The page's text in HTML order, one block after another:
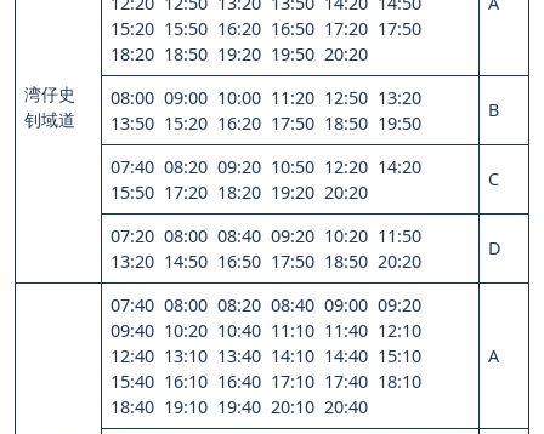
湾仔史
钊域道
15:20 15:50 16:20 16:50 17:20 17:50
18:20 18:50 19:20 19:50 20:20
08:00 09:00 10:00 11:20 12:50 13:20
13:50 15:20 16:20 17:50 18:50 19:50
B
07:40 08:20 09:20 10:50 12:20 14:20
15:50 17:20 18:20 19:20 20:20
C
07:20 08:00 08:40 09:20 10:20 11:50
13:20 14:50 16:50 17:50 18:50 20:20
D
07:40 08:00 08:20 08:40 09:00 09:20
09:40 10:20 10:40 11:10 11:40 12:10
12:40 13:10 13:40 14:10 14:40 15:10
15:40 16:10 16:40 17:10 17:40 18:10
18:40 19:10 19:40 20:10 20:40
A